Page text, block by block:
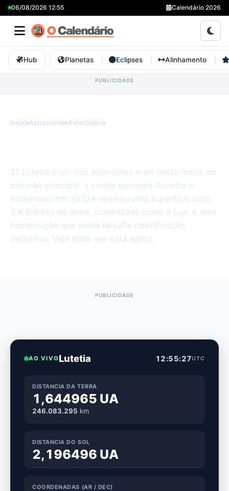
06/08/2026 12:55 Calendário 2026
Hub Planetas Eclipses Alinhamento
Início›Astronomia›Asteroides›
21 Lutetia é um dos asteroides mais misteriosos do
cinturão principal: a sonda europeia Rosetta o
sobrevoou em 2010 e revelou uma superfície com
3,6 bilhões de anos, craterizada como a Lua, e uma
composição que ainda desafia classificação
definitiva. Veja onde ele está agora.
AO VIVOLutetia 12:55:28UTC
DISTANCIA DA TERRA
1,644965 UA
246.083.311 km
DISTANCIA DO SOL
2,196496 UA
COORDENADAS (AR / DEC)